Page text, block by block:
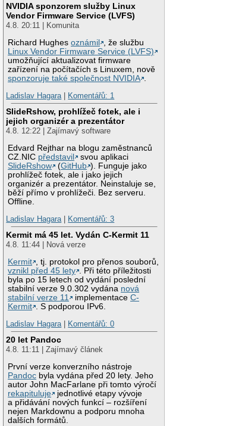
NVIDIA sponzorem služby Linux
Vendor Firmware Service (LVFS)
4.8. 20:11 | Komunita
Richard Hughesoznámil
, že službu
Linux Vendor Firmware Service (LVFS)
umožňující aktualizovat firmware
zařízení na počítačích s Linuxem, nově
sponzoruje také společnost NVIDIA
Ladislav Hagara| Komentářů: 1
SlideRshow, prohlížeč fotek, ale i
jejich organizér a prezentátor
4.8. 12:22 | Zajímavý software
Edvard Rejthar na blogu zaměstnanců
CZ.NIC představil
svou aplikaci
SlideRshow
(GitHub ). Funguje jako
prohlížeč fotek, ale i jako jejich
organizér a prezentátor. Neinstaluje se,
běží přímo v prohlížeči. Bez serveru.
Offline.
Ladislav Hagara| Komentářů: 3
Kermit má 45 let. Vydán C-Kermit 11
4.8. 11:44 | Nová verze
Kermit
, tj. protokol pro přenos souborů,
vznikl před 45 lety
. Při této příležitosti
byla po 15 letech od vydání poslední
stabilní verze 9.0.302 vydána nová
stabilní verze 11
implementaceC-
Kermit
. S podporou IPv6.
Ladislav Hagara| Komentářů: 0
20 let Pandoc
4.8. 11:11 | Zajímavý článek
První verze konverzního nástroje
Pandoc byla vydána před 20 lety. Jeho
autor John MacFarlane při tomto výročí
rekapituluje
jednotlivé etapy vývoje
a přidávání nových funkcí – rozšíření
nejen Markdownu a podporu mnoha
dalších formátů.